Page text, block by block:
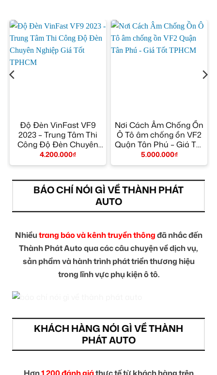
Độ Đèn VinFast VF9
2023 – Trung Tâm Thi
Công Độ Đèn Chuyên
Nghiệp Giá Tốt TPHCM
4.200.000₫
Nơi Cách Âm Chống Ồn
Ô Tô âm chống ồn VF2
Quận Tân Phú – Giá Tốt
TPHCM
5.000.000₫
BÁO CHÍ NÓI GÌ VỀ THÀNH PHÁT
AUTO
Nhiềutrang báo và kênh truyền thôngđã nhắc đến
Thành Phát Auto qua các câu chuyện về dịch vụ,
sản phẩm và hành trình phát triển thương hiệu
trong lĩnh vực phụ kiện ô tô.
KHÁCH HÀNG NÓI GÌ VỀ THÀNH
PHÁT AUTO